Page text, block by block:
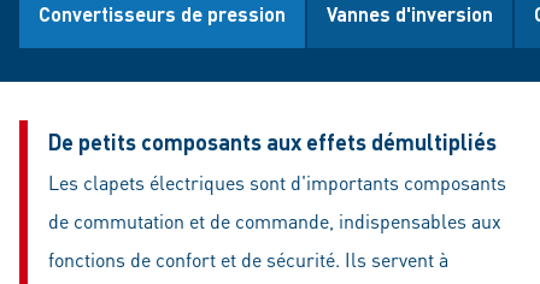
Convertisseurs de pression Vannes d'inversion
De petits composants aux effets démultipliés
Les clapets électriques sont d'importants composants
de commutation et de commande, indispensables aux
fonctions de confort et de sécurité. Ils servent à